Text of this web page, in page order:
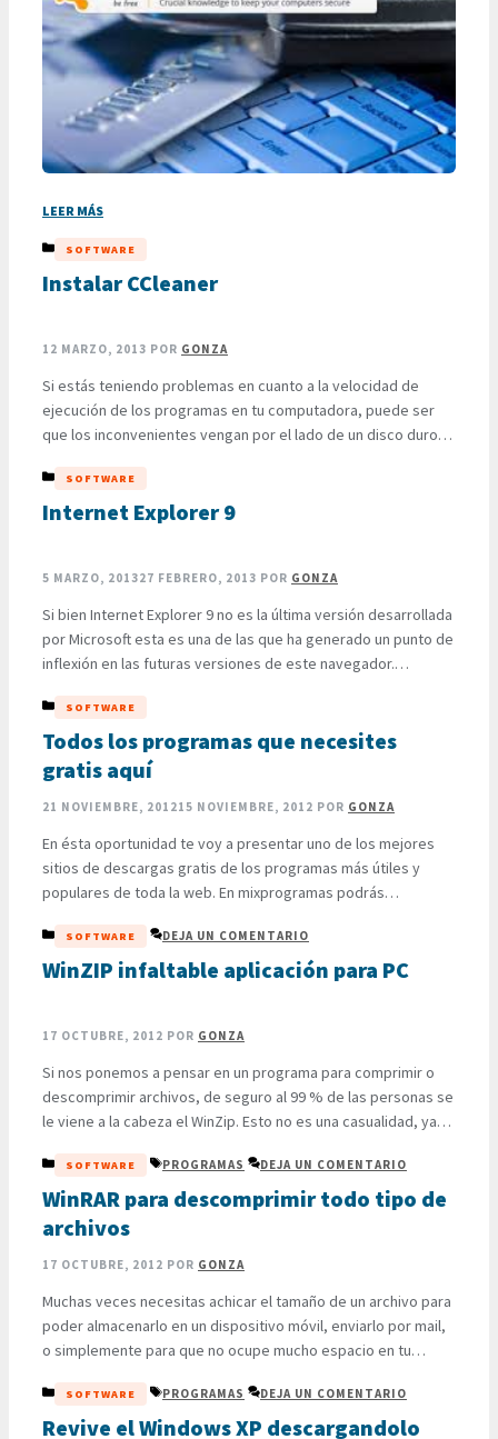
LEER MÁS
CATEGORÍAS
SOFTWARE
Instalar CCleaner
12 MARZO, 2013 POR GONZA
Si estás teniendo problemas en cuanto a la velocidad de
ejecución de los programas en tu computadora, puede ser
que los inconvenientes vengan por el lado de un disco duro
innecesarios pero que afectan el funcionamiento del sistema.
Para poder solucionar éste problema te recomiendo ingresar
CATEGORÍAS
SOFTWARE
Internet Explorer 9
5 MARZO, 201327 FEBRERO, 2013 POR GONZA
Si bien Internet Explorer 9 no es la última versión desarrollada
por Microsoft esta es una de las que ha generado un punto de
inflexión en las futuras versiones de este navegador.
Microsoft y con un gran cambio en lo que respecta a su
apariencia y … LEER MÁS
CATEGORÍAS
SOFTWARE
Todos los programas que necesites
gratis aquí
21 NOVIEMBRE, 201215 NOVIEMBRE, 2012 POR GONZA
En ésta oportunidad te voy a presentar uno de los mejores
sitios de descargas gratis de los programas más útiles y
populares de toda la web. En mixprogramas podrás
sin tener que pagar un solo centavo por ellos, o tener que
realizar tediosos registros que rápidamente …LEER MÁS
CATEGORÍAS
SOFTWARE DEJA UN COMENTARIO
WinZIP infaltable aplicación para PC
17 OCTUBRE, 2012 POR GONZA
Si nos ponemos a pensar en un programa para comprimir o
descomprimir archivos, de seguro al 99 % de las personas se
le viene a la cabeza el WinZip. Esto no es una casualidad, ya
hoy, después de más de 20 años, …LEER MÁS
CATEGORÍAS
SOFTWARE ETIQUETAS
PROGRAMAS DEJA UN COMENTARIO
WinRAR para descomprimir todo tipo de
archivos
17 OCTUBRE, 2012 POR GONZA
Muchas veces necesitas achicar el tamaño de un archivo para
poder almacenarlo en un dispositivo móvil, enviarlo por mail,
o simplemente para que no ocupe mucho espacio en tu
archivo, sin lugar a dudas de que el primer programa que se
nos viene a la cabeza es …LEER MÁS
CATEGORÍAS
SOFTWARE ETIQUETAS
PROGRAMAS DEJA UN COMENTARIO
Revive el Windows XP descargandolo